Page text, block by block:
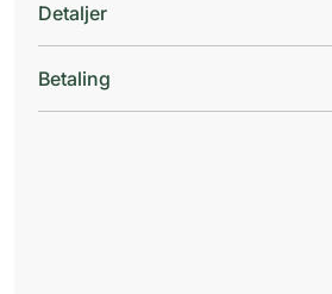
Detaljer
Betaling